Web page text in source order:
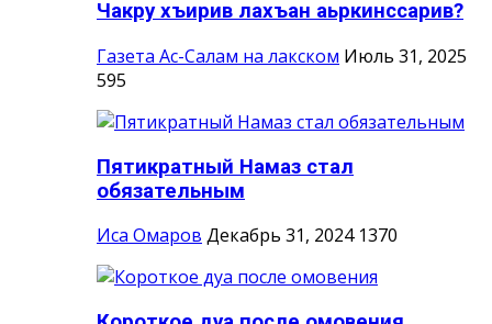
Чакру хъирив лахъан аьркинссарив?
Газета Ас-Салам на лакском Июль 31, 2025
595
Пятикратный Намаз стал
обязательным
Иса Омаров Декабрь 31, 2024 1370